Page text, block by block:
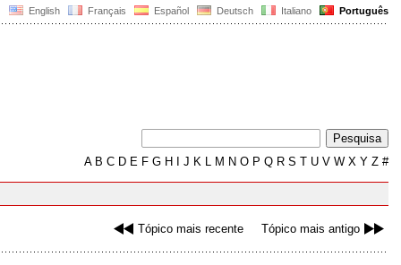
English Français Español Deutsch Italiano Português
AB C D E F G H J K L M N O P Q R S T U V W X Y Z #
Tópico mais recente Tópico mais antigo